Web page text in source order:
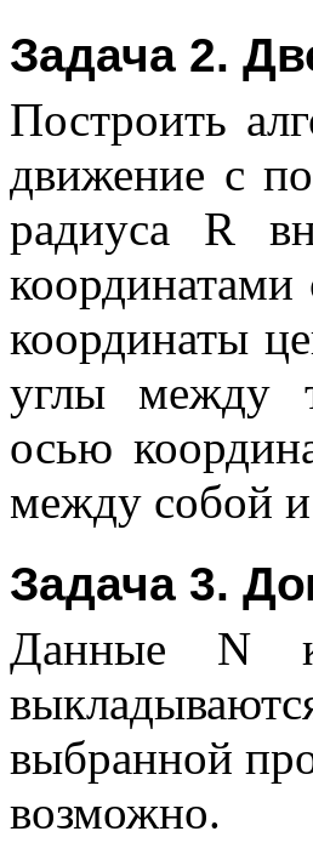
Задача 2.
Построить
движение с
радиуса R
координаты
углы между
осью
между собой
Задача 3.
Данные N
выбранной
возможно.